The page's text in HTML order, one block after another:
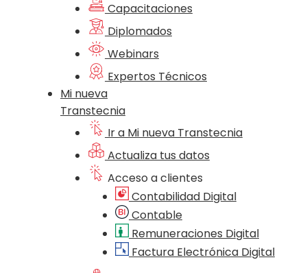
Capacitaciones
Diplomados
Webinars
Expertos Técnicos
Mi nueva
Transtecnia
Ir a Mi nueva Transtecnia
Actualiza tus datos
Acceso a clientes
Contabilidad Digital
Contable
Remuneraciones Digital
Factura Electrónica Digital